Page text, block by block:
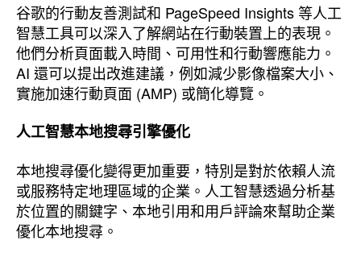
谷歌的行動友善測試和 PageSpeed Insights 等人工
智慧工具可以深入了解網站在行動裝置上的表現。
他們分析頁面載入時間、可用性和行動響應能力。
AI 還可以提出改進建議，例如減少影像檔案大小、
實施加速行動頁面 (AMP) 或簡化導覽。
人工智慧本地搜尋引擎優化
本地搜尋優化變得更加重要，特別是對於依賴人流
或服務特定地理區域的企業。人工智慧透過分析基
於位置的關鍵字、本地引用和用戶評論來幫助企業
優化本地搜尋。